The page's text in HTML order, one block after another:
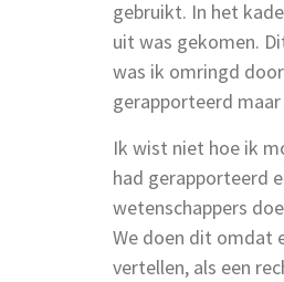
gebruikt. In het
uit was gekomen.
was ik omringd
gerapporteerd
Ik wist niet hoe ik
had gerapporteerd
wetenschappers
We doen dit omdat
vertellen, als een